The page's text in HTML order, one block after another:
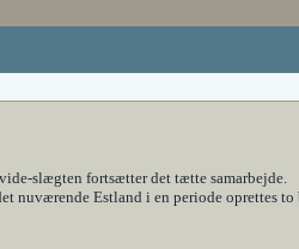
slægten fortsætter det tætte samarbejde.
Estland i en periode oprettes to